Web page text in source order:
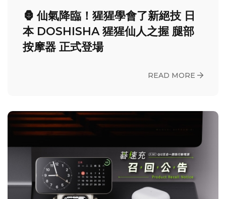
🦍 仙氣降臨！猩猩學會了新絕技 日
本 DOSHISHA 猩猩仙人之握 腿部
按摩器 正式登場
READ MORE